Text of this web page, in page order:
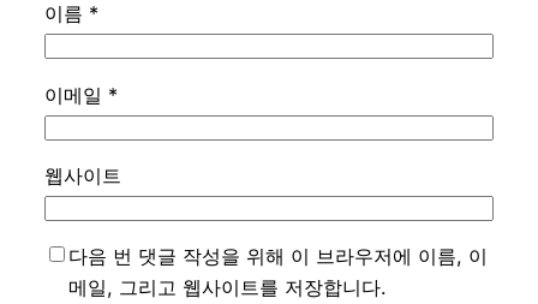
이름 *
이메일 *
웹사이트
다음 번 댓글 작성을 위해 이 브라우저에 이름, 이
메일, 그리고 웹사이트를 저장합니다.